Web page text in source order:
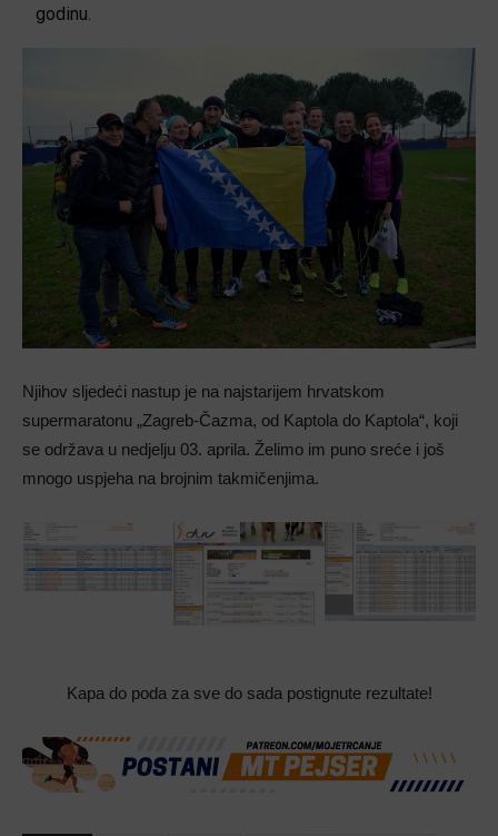
godinu.
Njihov sljedeći nastup je na najstarijem hrvatskom
supermaratonu „Zagreb-Čazma, od Kaptola do Kaptola“, koji
se održava u nedjelju 03. aprila. Želimo im puno sreće i još
mnogo uspjeha na brojnim takmičenjima.
Kapa do poda za sve do sada postignute rezultate!